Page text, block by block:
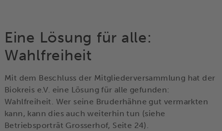
Eine Lösung für alle:
Wahlfreiheit
Mit dem Beschluss der Mitgliederversammlung hat der
Biokreis e.V. eine Lösung für alle gefunden:
Wahlfreiheit. Wer seine Bruderhähne gut vermarkten
kann, kann dies auch weiterhin tun (siehe
Betriebsporträt Grosserhof, Seite 24).